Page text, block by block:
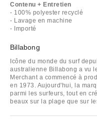
Contenu + Entretien
- 100% polyester recyclé
- Lavage en machine
- Importé
Billabong
Icône du monde du surf
australienne Billabong a vu
Merchant a commencé à
en 1973. Aujourd'hui, la
parmi les surfeurs, tout en
beaux sur la plage que sur